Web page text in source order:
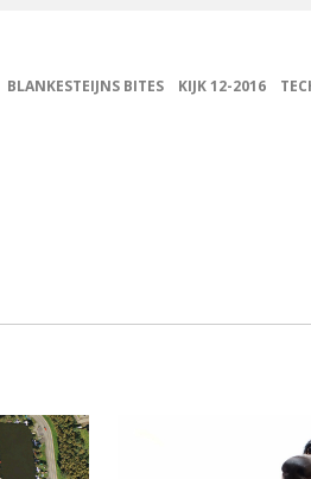
BLANKESTEIJNS BITES KIJK 12-2016